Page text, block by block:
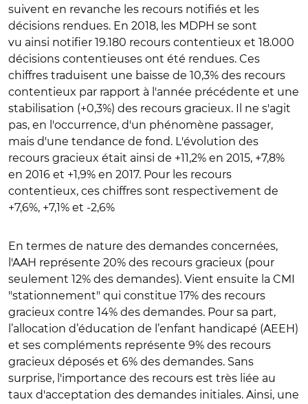
suivent en revanche les recours notifiés et les
décisions rendues. En 2018, les MDPH se sont
vu ainsi notifier 19.180 recours contentieux et 18.000
décisions contentieuses ont été rendues. Ces
chiffres traduisent une baisse de 10,3% des recours
contentieux par rapport à l'année précédente et une
stabilisation (+0,3%) des recours gracieux. Il ne s'agit
pas, en l'occurrence, d'un phénomène passager,
mais d'une tendance de fond. L'évolution des
recours gracieux était ainsi de +11,2% en 2015, +7,8%
en 2016 et +1,9% en 2017. Pour les recours
contentieux, ces chiffres sont respectivement de
+7,6%, +7,1% et -2,6%
En termes de nature des demandes concernées,
l'AAH représente 20% des recours gracieux (pour
seulement 12% des demandes). Vient ensuite la CMI
"stationnement" qui constitue 17% des recours
gracieux contre 14% des demandes. Pour sa part,
l’allocation d’éducation de l’enfant handicapé (AEEH)
et ses compléments représente 9% des recours
gracieux déposés et 6% des demandes. Sans
surprise, l'importance des recours est très liée au
taux d'acceptation des demandes initiales. Ainsi, une